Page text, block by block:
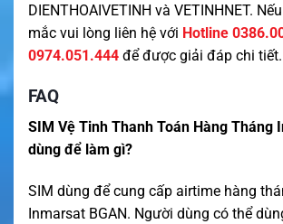
DIENTHOAIVETINH và VETINHNET.
mắc vui lòng liên hệ với Hotline
0974.051.444 để được giải đáp chi tiết.
FAQ
SIM Vệ Tinh Thanh Toán Hàng Tháng
dùng để làm gì?
SIM dùng để cung cấp airtime hàng
Inmarsat BGAN. Người dùng có thể